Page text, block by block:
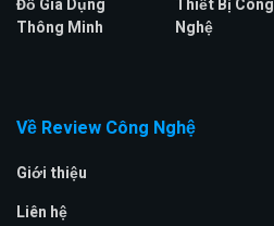
Đồ Gia Dụng
Thông Minh
Thiết Bị Công
Nghệ
Về Review Công Nghệ
Giới thiệu
Liên hệ